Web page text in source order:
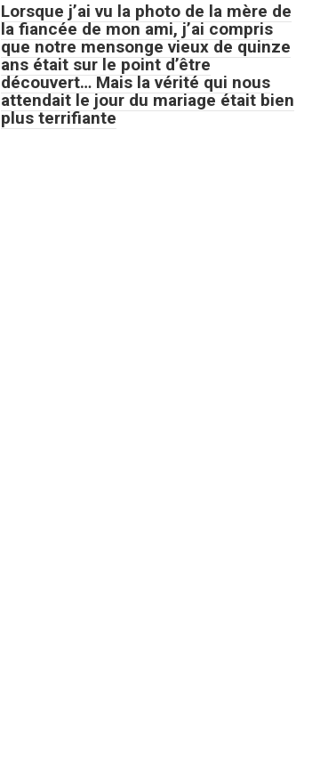
Lorsque j’ai vu la photo de la mère de
la fiancée de mon ami, j’ai compris
que notre mensonge vieux de quinze
ans était sur le point d’être
découvert… Mais la vérité qui nous
attendait le jour du mariage était bien
plus terrifiante